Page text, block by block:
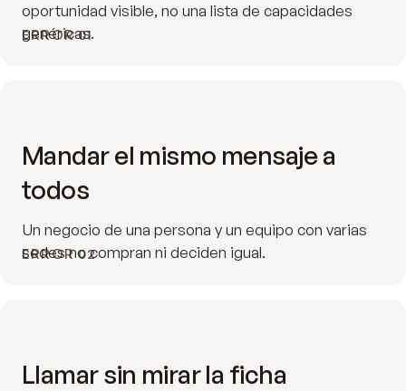
ERROR 01
oportunidad visible, no una lista de capacidades
genéricas.
ERROR 02
Mandar el mismo mensaje a
todos
Un negocio de una persona y un equipo con varias
sedes no compran ni deciden igual.
Llamar sin mirar la ficha